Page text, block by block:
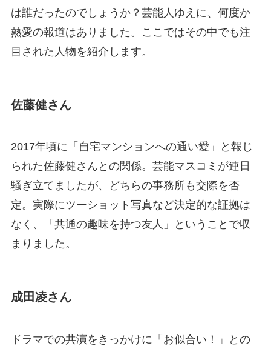
は誰だったのでしょうか？芸能人ゆえに、何度か
熱愛の報道はありました。ここではその中でも注
目された人物を紹介します。
佐藤健さん
2017年頃に「自宅マンションへの通い愛」と報じ
られた佐藤健さんとの関係。芸能マスコミが連日
騒ぎ立てましたが、どちらの事務所も交際を否
定。実際にツーショット写真など決定的な証拠は
なく、「共通の趣味を持つ友人」ということで収
まりました。
成田凌さん
ドラマでの共演をきっかけに「お似合い！」との